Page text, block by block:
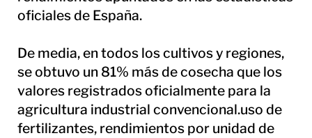
oficiales de España.
De media, en todos los cultivos y regiones,
se obtuvo un 81% más de cosecha que los
valores registrados oficialmente para la
agricultura industrial convencional.uso de
fertilizantes, rendimientos por unidad de